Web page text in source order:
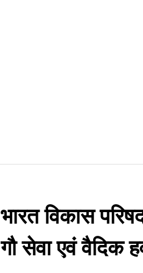
भारत विकास
गौ सेवा एवं वैदिक